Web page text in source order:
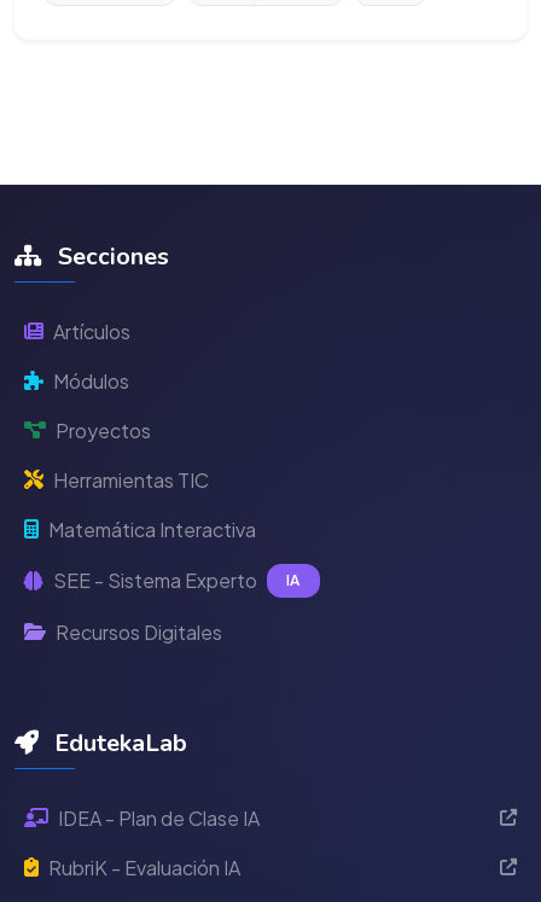
Secciones
Artículos
Módulos
Proyectos
Herramientas TIC
Matemática Interactiva
SEE - Sistema Experto IA
Recursos Digitales
EdutekaLab
IDEA - Plan de Clase IA
RubriK - Evaluación IA